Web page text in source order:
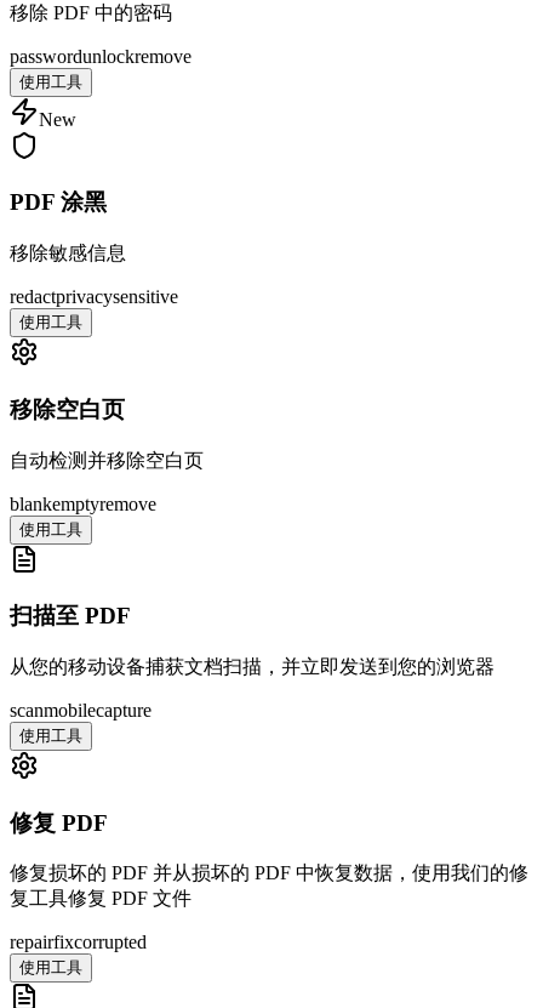
移除 PDF 中的密码
passwordunlockremove
使用工具
New
PDF 涂黑
移除敏感信息
redactprivacysensitive
使用工具
移除空白页
自动检测并移除空白页
blankemptyremove
使用工具
扫描至 PDF
从您的移动设备捕获文档扫描，并立即发送到您的浏览器
scanmobilecapture
使用工具
修复 PDF
修复损坏的 PDF 并从损坏的 PDF 中恢复数据，使用我们的修
复工具修复 PDF 文件
repairfixcorrupted
使用工具